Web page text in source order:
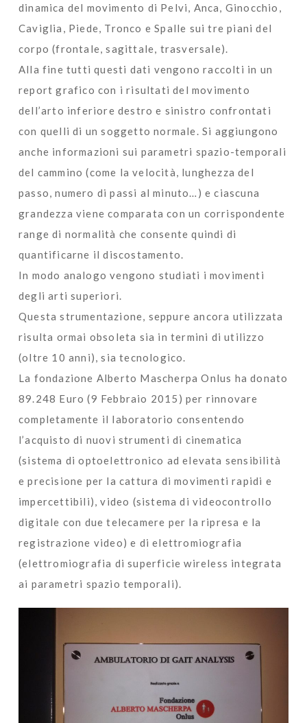
dinamica del movimento di Pelvi, Anca, Ginocchio,
Caviglia, Piede, Tronco e Spalle sui tre piani del
corpo (frontale, sagittale, trasversale).
Alla fine tutti questi dati vengono raccolti in un
report grafico con i risultati del movimento
dell’arto inferiore destro e sinistro confrontati
con quelli di un soggetto normale. Si aggiungono
anche informazioni sui parametri spazio-temporali
del cammino (come la velocità, lunghezza del
passo, numero di passi al minuto…) e ciascuna
grandezza viene comparata con un corrispondente
range di normalità che consente quindi di
quantificarne il discostamento.
In modo analogo vengono studiati i movimenti
degli arti superiori.
Questa strumentazione, seppure ancora utilizzata
risulta ormai obsoleta sia in termini di utilizzo
(oltre 10 anni), sia tecnologico.
La fondazione Alberto Mascherpa Onlus ha donato
89.248 Euro (9 Febbraio 2015) per rinnovare
completamente il laboratorio consentendo
l’acquisto di nuovi strumenti di cinematica
(sistema di optoelettronico ad elevata sensibilità
e precisione per la cattura di movimenti rapidi e
impercettibili), video (sistema di videocontrollo
digitale con due telecamere per la ripresa e la
registrazione video) e di elettromiografia
(elettromiografia di superficie wireless integrata
ai parametri spazio temporali).